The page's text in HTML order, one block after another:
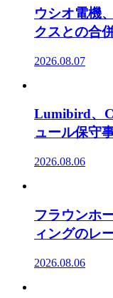
ウシオ電機
クスとの合
2026.08.07
Lumibird、
ュール保守
2026.08.06
フラウンホ
ィングのレ
2026.08.06